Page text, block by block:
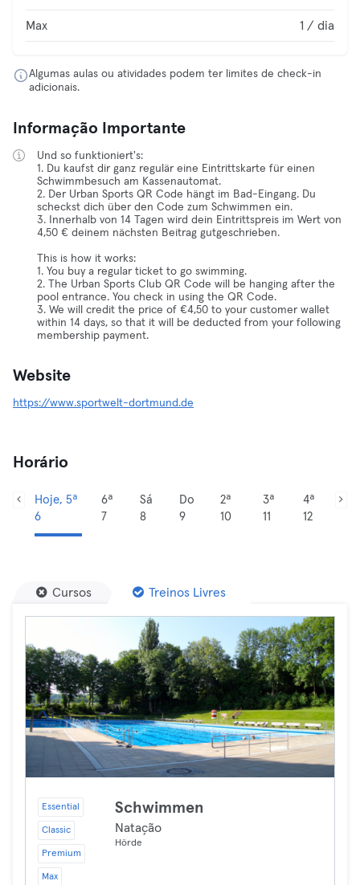
Max 1 / dia
Algumas aulas ou atividades podem ter limites de check-in
adicionais.
Informação Importante
Und so funktioniert's:
1. Du kaufst dir ganz regulär eine Eintrittskarte für einen
Schwimmbesuch am Kassenautomat.
2. Der Urban Sports QR Code hängt im Bad-Eingang. Du
scheckst dich über den Code zum Schwimmen ein.
3. Innerhalb von 14 Tagen wird dein Eintrittspreis im Wert von
4,50 € deinem nächsten Beitrag gutgeschrieben.
This is how it works:
1. You buy a regular ticket to go swimming.
2. The Urban Sports Club QR Code will be hanging after the
pool entrance. You check in using the QR Code.
3. We will credit the price of €4,50 to your customer wallet
within 14 days, so that it will be deducted from your following
membership payment.
Website
https://www.sportwelt-dortmund.de
Horário
Hoje, 5ª
6
6ª
7
Sá
8
Do
9
2ª
10
3ª
11
4ª
12
Cursos Treinos Livres
Essential
Classic
Premium
Max
Schwimmen
Natação
Hörde